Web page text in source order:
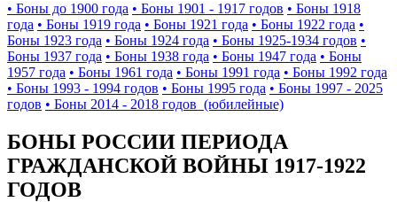
• Боны до 1900 года • Боны 1901 - 1917 годов • Боны 1918
года • Боны 1919 года • Боны 1921 года • Боны 1922 года •
Боны 1923 года • Боны 1924 года • Боны 1925-1934 годов •
Боны 1937 года • Боны 1938 года • Боны 1947 года • Боны
1957 года • Боны 1961 года • Боны 1991 года • Боны 1992 года
• Боны 1993 - 1994 годов • Боны 1995 года • Боны 1997 - 2025
годов • Боны 2014 - 2018 годов (юбилейные)
БОНЫ РОССИИ ПЕРИОДА
ГРАЖДАНСКОЙ ВОЙНЫ 1917-1922
ГОДОВ